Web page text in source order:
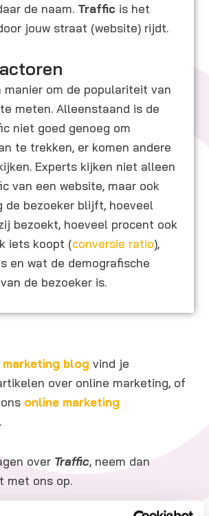
marketing blog vind je
over online marketing, of
online marketing
.
over Traffic, neem dan
met ons op.
de naam. Traffic is het
jouw straat (website) rijdt.
manier om de populariteit van
meten. Alleenstaand is de
niet goed genoeg om
te trekken, er komen andere
Experts kijken niet alleen
van een website, maar ook
de bezoeker blijft, hoeveel
bezoekt, hoeveel procent ook
iets koopt (conversie ratio),
en wat de demografische
de bezoeker is.